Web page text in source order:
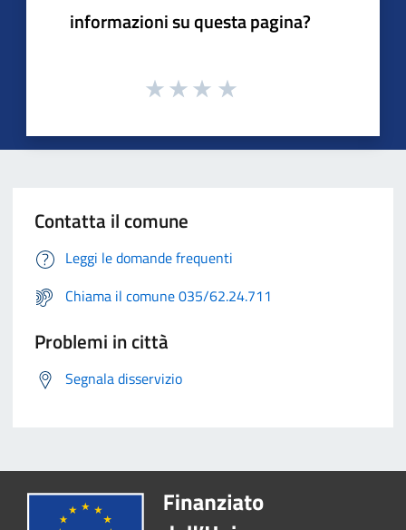
informazioni su questa pagina?
Contatta il comune
Leggi le domande frequenti
Chiama il comune 035/62.24.711
Problemi in città
Segnala disservizio